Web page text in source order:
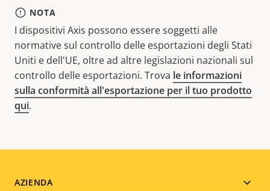
NOTA
I dispositivi Axis possono essere soggetti alle
normative sul controllo delle esportazioni degli Stati
Uniti e dell'UE, oltre ad altre legislazioni nazionali sul
controllo delle esportazioni. Trova le informazioni
sulla conformità all'esportazione per il tuo prodotto
qui.
AZIENDA